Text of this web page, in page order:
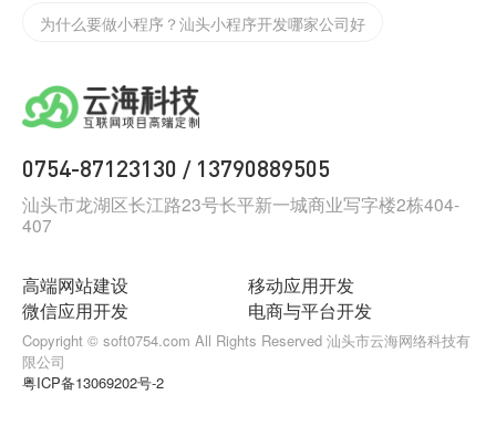
汕头定制化app开发需要注意些什么？
如何制作一款合格的小程序？
汕头网络科技有限公司，云海网络科技有限公司
汕头网站建设公司那家好，网站建设找云海网络科技
汕头大型互联网公司，请找云海网络科技
汕头互联网公司排名
0754-87123130 /13790889505
汕头市龙湖区长江路23号长平新一城商业写字楼2栋404-
407
高端网站建设
移动应用开发
微信应用开发
电商与平台开发
Copyright © soft0754.com All Rights Reserved 汕头市云海网络科技有
限公司
粤ICP备13069202号-2